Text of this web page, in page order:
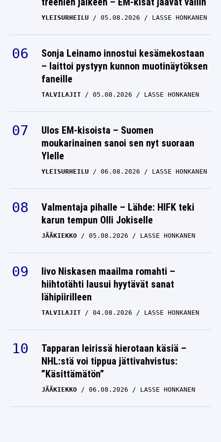
YLEISURHEILU 05.08.2026 LASSE HONKANEN
Sonja Leinamo innostui kesämekostaan
– laittoi pystyyn kunnon muotinäytöksen
faneille
TALVILAJIT 05.08.2026 LASSE HONKANEN
Ulos EM-kisoista – Suomen
moukarinainen sanoi sen nyt suoraan
Ylelle
YLEISURHEILU 06.08.2026 LASSE HONKANEN
Valmentaja pihalle – Lähde: HIFK teki
karun tempun Olli Jokiselle
JÄÄKIEKKO 05.08.2026 LASSE HONKANEN
Iivo Niskasen maailma romahti –
hiihtotähti lausui hyytävät sanat
lähipiirilleen
TALVILAJIT 04.08.2026 LASSE HONKANEN
Tapparan leirissä hierotaan käsiä –
NHL:stä voi tippua jättivahvistus:
”Käsittämätön”
JÄÄKIEKKO 06.08.2026 LASSE HONKANEN